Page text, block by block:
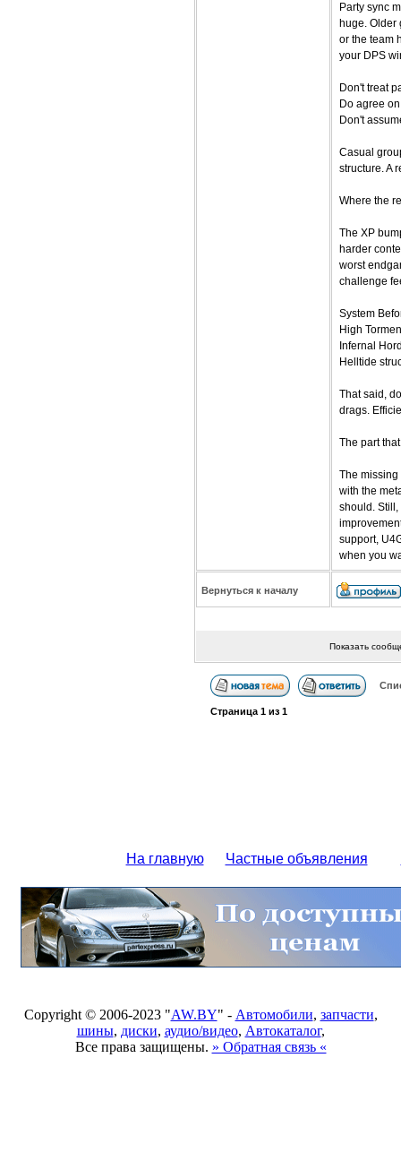
Party sync
huge. Older
or the team
your DPS
Don't treat
Do agree
Don't
Casual
structure. A
Where the
The XP
harder
worst
challenge
System
High
Infernal
Helltide
That said,
drags.
The part
The
with the
should.
support,
when you
Вернуться к началу
Показать
Страница 1из 1
На главную Частные объявления
Copyright © 2006-2023 "AW.BY" - Автомобили, запчасти,
шины, диски, аудио/видео, Автокаталог,
Все права защищены. » Обратная связь «